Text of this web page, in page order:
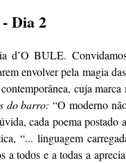
Dia 2
d’O BULE.
envolver pela magia
cuja
do barro: “O moderno
cada poema
“... linguagem
a todos e a todas a